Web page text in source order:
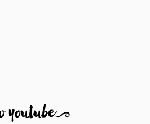
youtube9